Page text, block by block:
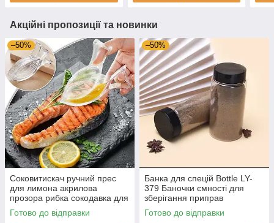
Акційні пропозиції та новинки
–50%
Соковитискач ручний прес
для лимона акрилова
прозора рибка сокодавка для
цитрусових
Готово до відправки
–50%
Банка для спецій Bottle LY-
379 Баночки ємності для
зберігання приправ
пластикова прозора
спецівниця
Готово до відправки